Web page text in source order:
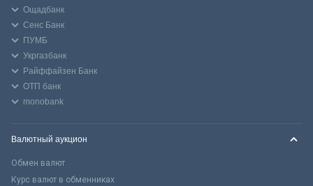
Ощадбанк
Сенс Банк
ПУМБ
Укргазбанк
Райффайзен Банк
ОТП банк
monobank
Валютный аукцион
Обмен валют
Курс валют в обменниках